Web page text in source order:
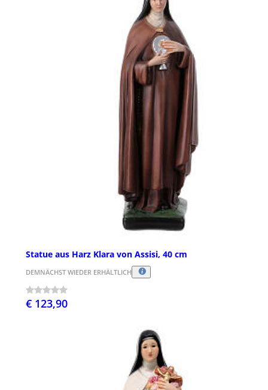
Statue aus Harz Klara von Assisi, 40 cm
DEMNÄCHST WIEDER ERHÄLTLICH
€ 123,90